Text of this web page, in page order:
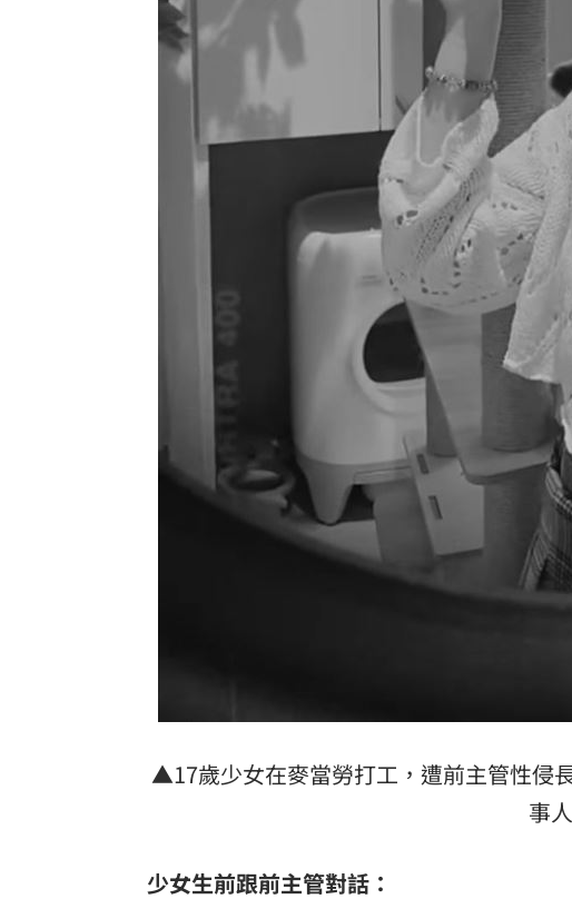
▲17歲少女在麥當勞打工，遭前主管性侵
事
少女生前跟前主管對話：